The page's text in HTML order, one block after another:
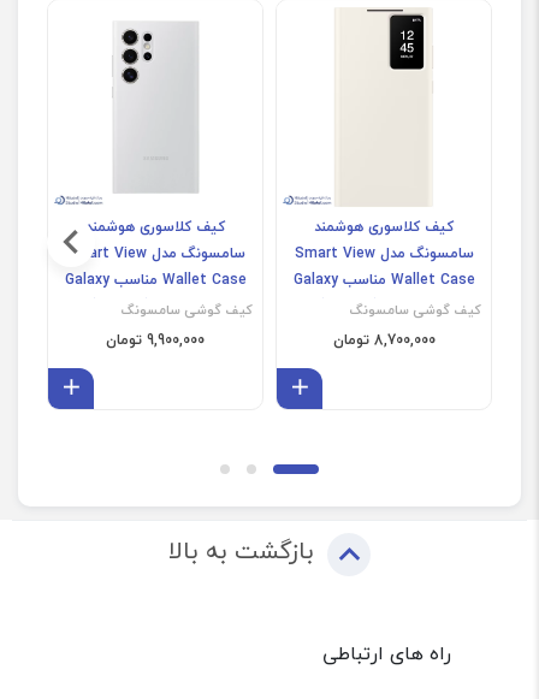
کیف کلاسوری هوشمند
سامسونگ مدل Smart View
Wallet Case مناسب Galaxy
S23 Ultra (غیر اصل)
کیف گوشی سامسونگ
8,700,000 تومان
کیف کلاسوری هوشمند
سامسونگ مدل Smart View
Wallet Case مناسب Galaxy
S24 Ultra (غیر اصل)
کیف گوشی سامسونگ
9,900,000 تومان
بازگشت به بالا
راه های ارتباطی